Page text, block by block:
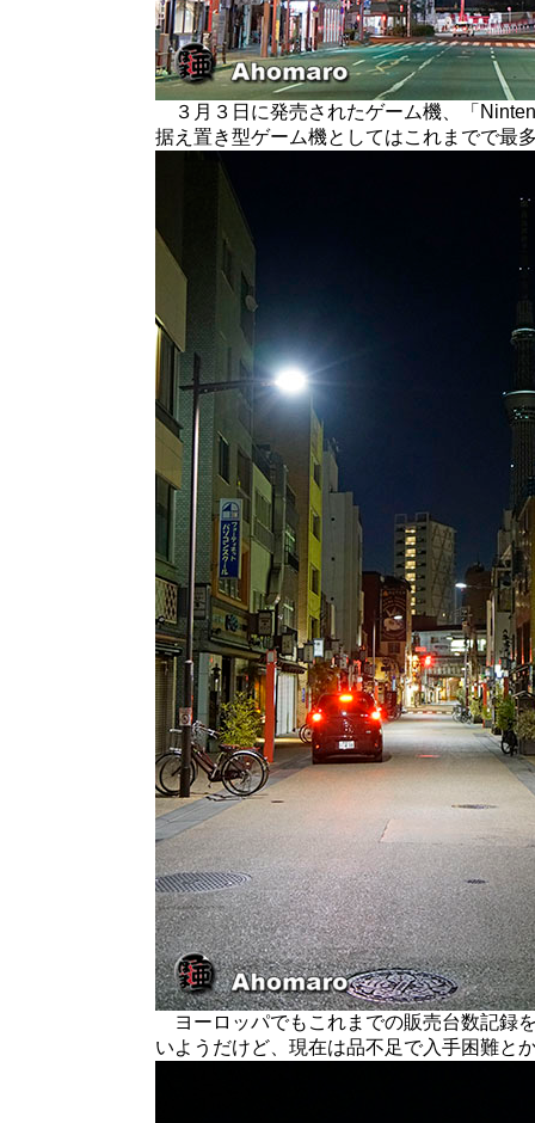
３月３日に発売されたゲーム機、「
据え置き型ゲーム機としてはこれまでで最
ヨーロッパでもこれまでの販売台数記録
いようだけど、現在は品不足で入手困難と